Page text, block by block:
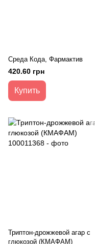
Среда Кода, Фармактив
420.60 грн
Купить
Триптон-дрожжевой агар с
глюкозой (КМАФАМ)